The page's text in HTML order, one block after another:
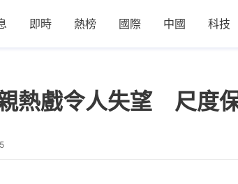
即時 熱榜 國際 中國 科技
熱戲令人失望 尺度